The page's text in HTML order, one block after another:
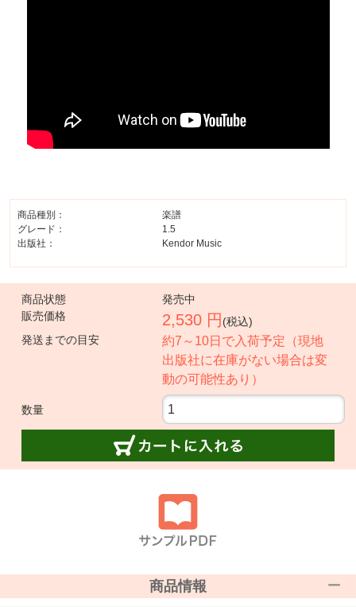
商品種別：
楽譜
グレード：
1.5
出版社：
Kendor Music
商品状態
発売中
販売価格
2,530 円 (税込)
発送までの目安
約7～10日で入荷予定（現地
出版社に在庫がない場合は変
動の可能性あり）
数量
商品情報